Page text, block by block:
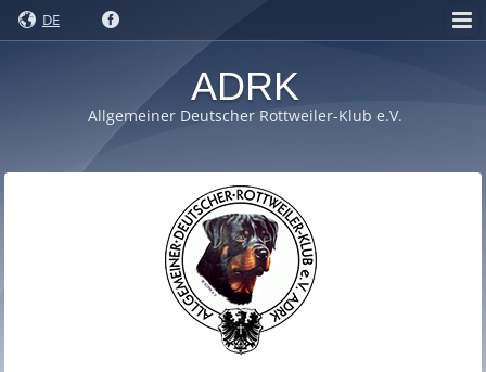
DE
ADRK
Allgemeiner Deutscher Rottweiler-Klub e.V.